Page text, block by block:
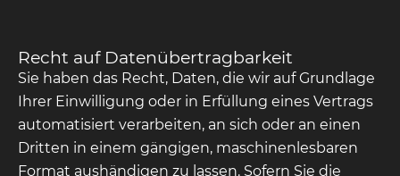
Recht auf Daten­übertrag­barkeit
Sie haben das Recht, Daten, die wir auf Grundlage
Ihrer Einwilligung oder in Erfüllung eines Vertrags
automatisiert verarbeiten, an sich oder an einen
Dritten in einem gängigen, maschinenlesbaren
Format aushändigen zu lassen. Sofern Sie die